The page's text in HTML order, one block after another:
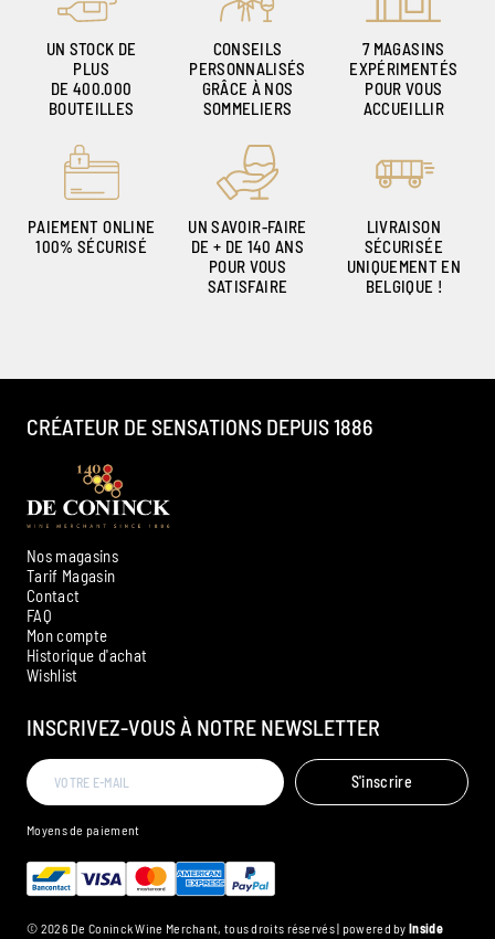
UN STOCK DE
PLUS
DE 400.000
BOUTEILLES
CONSEILS
PERSONNALISÉS
GRÂCE À NOS
SOMMELIERS
7 MAGASINS
EXPÉRIMENTÉS
POUR VOUS
ACCUEILLIR
PAIEMENT ONLINE
100% SÉCURISÉ
UN SAVOIR-FAIRE
DE + DE 140 ANS
POUR VOUS
SATISFAIRE
LIVRAISON
SÉCURISÉE
UNIQUEMENT EN
BELGIQUE !
Nos magasins
Tarif Magasin
Contact
FAQ
Mon compte
Historique d'achat
Wishlist
INSCRIVEZ-VOUS À NOTRE NEWSLETTER
S'inscrire
CRÉATEUR DE SENSATIONS DEPUIS 1886
Moyens de paiement
© 2026 De Coninck Wine Merchant, tous droits réservés | powered byInside